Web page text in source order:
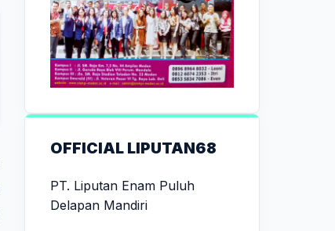
OFFICIAL LIPUTAN68
PT. Liputan Enam Puluh
Delapan Mandiri